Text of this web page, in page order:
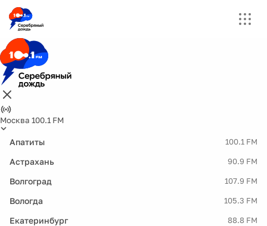
Москва 100.1 FM
Апатиты 100.1 FM
Астрахань 90.9 FM
Волгоград 107.9 FM
Вологда 105.3 FM
Екатеринбург 88.8 FM